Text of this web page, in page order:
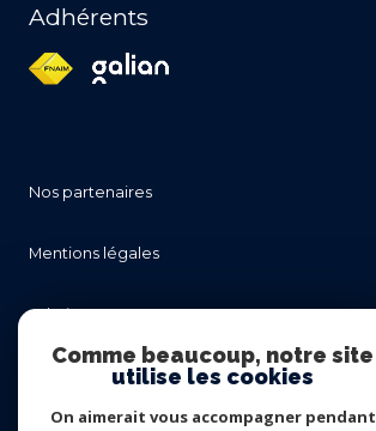
Adhérents
nos partenaires
mentions légales
admin
nos honoraires
Comme beaucoup, notre site
utilise les cookies
On aimerait vous accompagner pendant